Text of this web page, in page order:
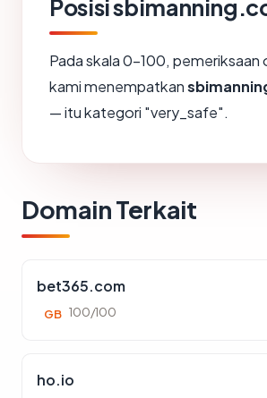
Posisi
Pada skala 0-100,
kami menempatkan
— itu kategori "very_safe".
Domain Terkait
bet365.com
GB 100/100
ho.io